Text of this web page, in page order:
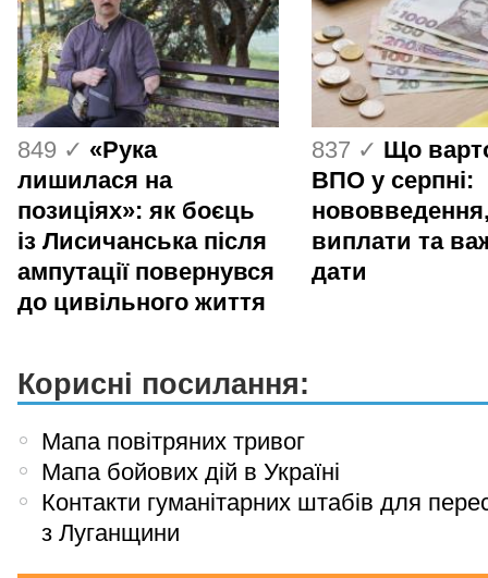
849 ✓ «Рука
лишилася на
позиціях»: як боєць
із Лисичанська після
ампутації повернувся
до цивільного життя
837 ✓ Що
ВПО у серпні:
виплати та
дати
Корисні посилання:
Мапа повітряних тривог
Мапа бойових дій в Україні
Контакти гуманітарних штабів для
з Луганщини